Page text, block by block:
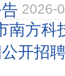
2026-
南方科
开招